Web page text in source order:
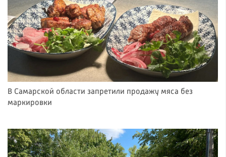
В Самарской области запретили продажу мяса без
маркировки